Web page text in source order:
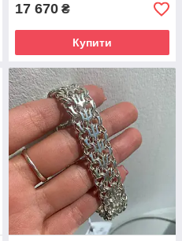
17 670 ₴
Купити